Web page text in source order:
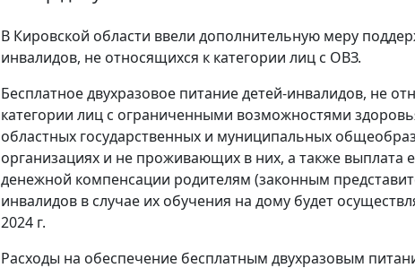
В Кировской области ввели дополнительную меру
инвалидов, не относящихся к категории лиц с ОВЗ.
Бесплатное двухразовое питание детей-инвалидов, не
категории лиц с ограниченными возможностями
областных государственных и муниципальных
организациях и не проживающих в них, а также выплата
денежной компенсации родителям (законным
инвалидов в случае их обучения на дому будет
2024 г.
Расходы на обеспечение бесплатным двухразовым